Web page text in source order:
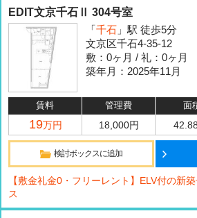
EDIT文京千石Ⅱ 304号室
「 千石 」駅 徒歩5分
文京区千石4-35-12
敷：0ヶ月 / 礼：0ヶ月
築年月：2025年11月
賃料 管理費 面
19万円 18,000円
検討ボックスに追加
【敷金礼金0・フリーレント】ELV付の新
ス